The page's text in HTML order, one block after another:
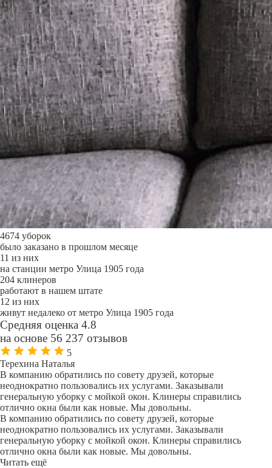
4674 уборок
было заказано в прошлом месяце
11 из них
на станции метро Улица 1905 года
204 клинеров
работают в нашем штате
12 из них
живут недалеко от метро Улица 1905 года
Средняя оценка 4.8
на основе 56 237 отзывов
5
Терехина Наталья
В компанию обратились по совету друзей, которые
неоднократно пользовались их услугами. Заказывали
генеральную уборку с мойкой окон. Клинеры справились
отлично окна были как новые. Мы довольны.
В компанию обратились по совету друзей, которые
неоднократно пользовались их услугами. Заказывали
генеральную уборку с мойкой окон. Клинеры справились
отлично окна были как новые. Мы довольны.
Читать ещё